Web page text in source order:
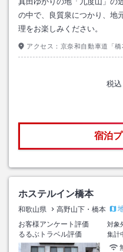
の中で、良質泉につかり、地
理をお楽しみください。
アクセス： 京奈和自動車道「
税込
宿泊
ホステルイン橋本
和歌山県 高野山下・橋本
お客様アンケート評価
対象
るるぶトラベル評価
集計